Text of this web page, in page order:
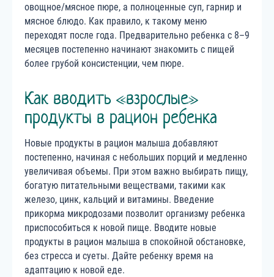
овощное/мясное пюре, а полноценные суп, гарнир и
мясное блюдо. Как правило, к такому меню
переходят после года. Предварительно ребенка с 8–9
месяцев постепенно начинают знакомить с пищей
более грубой консистенции, чем пюре.
Как вводить «взрослые»
продукты в рацион ребенка
Новые продукты в рацион малыша добавляют
постепенно, начиная с небольших порций и медленно
увеличивая объемы. При этом важно выбирать пищу,
богатую питательными веществами, такими как
железо, цинк, кальций и витамины. Введение
прикорма микродозами позволит организму ребенка
приспособиться к новой пище. Вводите новые
продукты в рацион малыша в спокойной обстановке,
без стресса и суеты. Дайте ребенку время на
адаптацию к новой еде.